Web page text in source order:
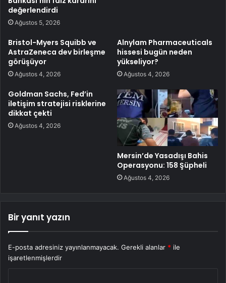
değerlendirdi
Ağustos 5, 2026
Bristol-Myers Squibb ve
AstraZeneca dev birleşme
görüşüyor
Ağustos 4, 2026
Alnylam Pharmaceuticals
hissesi bugün neden
yükseliyor?
Ağustos 4, 2026
Goldman Sachs, Fed’in
iletişim stratejisi risklerine
dikkat çekti
Ağustos 4, 2026
Mersin’de Yasadışı Bahis
Operasyonu: 158 Şüpheli
Ağustos 4, 2026
Bir yanıt yazın
E-posta adresiniz yayınlanmayacak. Gerekli alanlar * ile
işaretlenmişlerdir